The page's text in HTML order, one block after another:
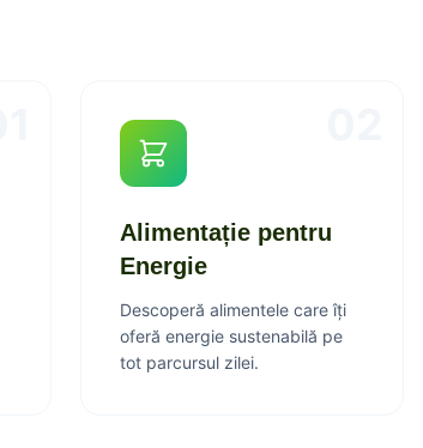
Alimentație pentru
Energie
Descoperă alimentele care îți
oferă energie sustenabilă pe
tot parcursul zilei.